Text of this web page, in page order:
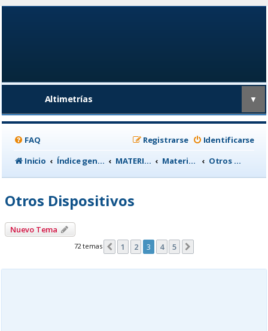
Altimetrías ▼
FAQ Identificarse
Registrarse
Inicio
Índice general MATERIAL CICLISTA Material para Entrenamiento Otros Dispositivos
Otros Dispositivos
Nuevo Tema
72 temas Anterior
1 2 3 4 5